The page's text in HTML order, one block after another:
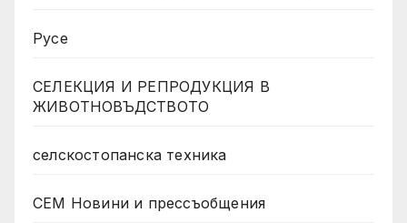
Русе
СЕЛЕКЦИЯ И РЕПРОДУКЦИЯ В
ЖИВОТНОВЪДСТВОТО
селскостопанска техника
СЕМ Новини и прессъобщения